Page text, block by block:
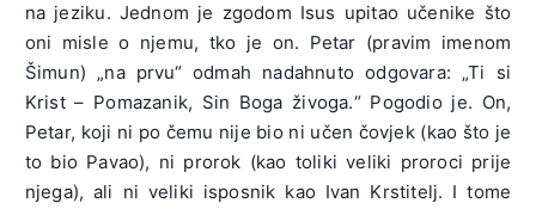
na jeziku. Jednom je zgodom Isus upitao učenike što
oni misle o njemu, tko je on. Petar (pravim imenom
Šimun) „na prvu“ odmah nadahnuto odgovara: „Ti si
Krist – Pomazanik, Sin Boga živoga.“ Pogodio je. On,
Petar, koji ni po čemu nije bio ni učen čovjek (kao što je
to bio Pavao), ni prorok (kao toliki veliki proroci prije
njega), ali ni veliki isposnik kao Ivan Krstitelj. I tome